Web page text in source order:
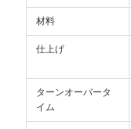
材料
仕上げ
ターンオーバータ
イム